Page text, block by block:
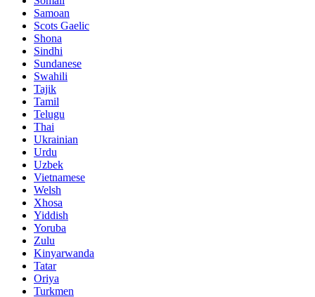
Samoan
Scots Gaelic
Shona
Sindhi
Sundanese
Swahili
Tajik
Tamil
Telugu
Thai
Ukrainian
Urdu
Uzbek
Vietnamese
Welsh
Xhosa
Yiddish
Yoruba
Zulu
Kinyarwanda
Tatar
Oriya
Turkmen